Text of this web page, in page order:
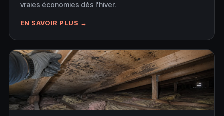
vraies économies dès l'hiver.
EN SAVOIR PLUS →